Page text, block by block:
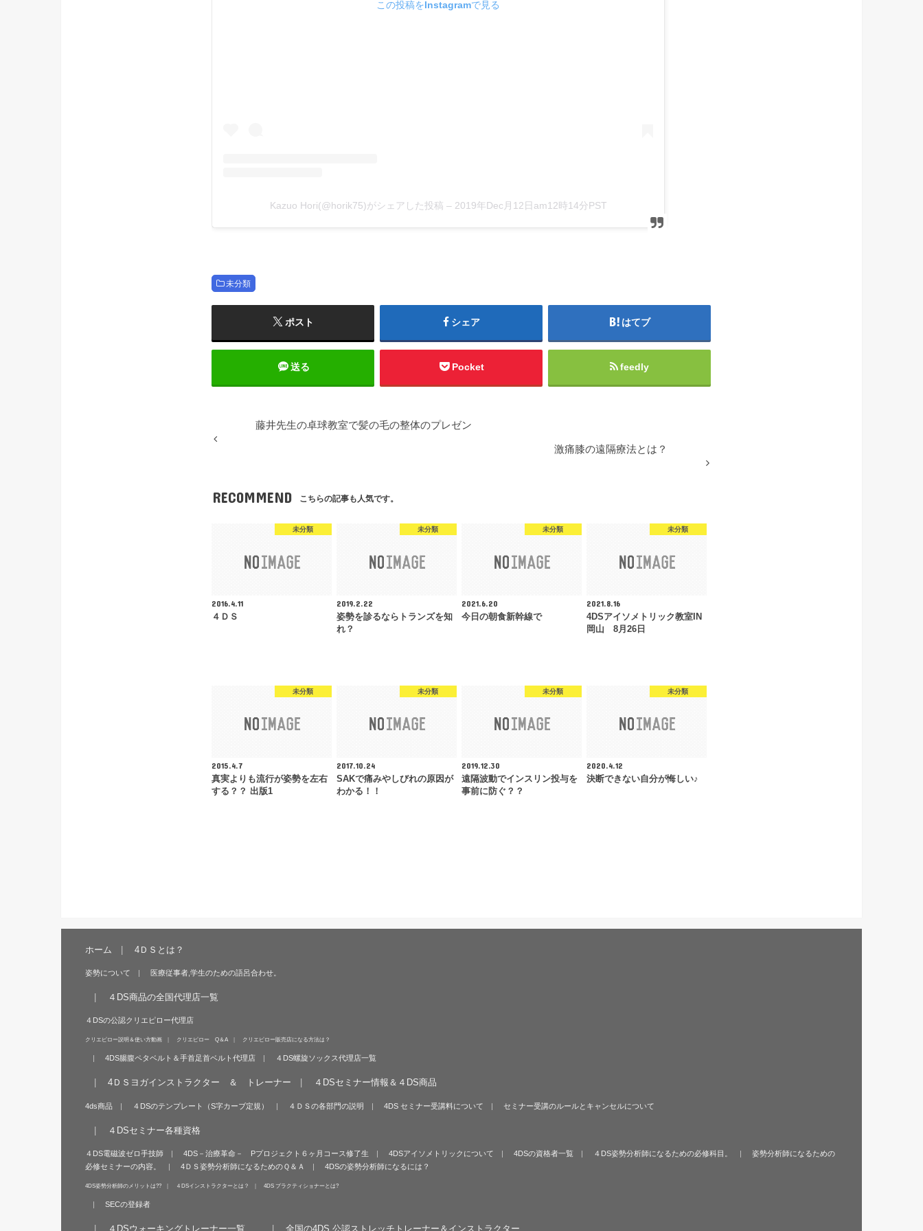
この投稿をInstagramで見る
Kazuo Hori(@horik75)がシェアした投稿 – 2019年Dec月12日am12時14分PST
未分類
ポスト シェア はてブ
送る Pocket feedly
藤井先生の卓球教室で髪の毛の整体のプレゼン
激痛膝の遠隔療法とは？
RECOMMEND こちらの記事も人気です。
未分類
2016.4.11
４ＤＳ
未分類
2019.2.22
姿勢を診るならトランズを知
れ？
未分類
2021.6.20
今日の朝食新幹線で
未分類
2021.8.16
4DSアイソメトリック教室IN
岡山 8月26日
未分類
2015.4.7
真実よりも流行が姿勢を左右
する？？ 出版1
未分類
2017.10.24
SAKで痛みやしびれの原因が
わかる！！
未分類
2019.12.30
遠隔波動でインスリン投与を
事前に防ぐ？？
未分類
2020.4.12
決断できない自分が悔しい♪
ホーム 4ＤＳとは？
姿勢について 医療従事者,学生のための語呂合わせ。
４DS商品の全国代理店一覧
４DSの公認クリエピロー代理店
クリエピロー説明＆使い方動画 クリエピロー Q＆A クリエピロー販売店になる方法は？
4DS腸腹ペタベルト＆手首足首ベルト代理店 ４DS螺旋ソックス代理店一覧
4ＤＳヨガインストラクター ＆ トレーナー ４DSセミナー情報＆４DS商品
4ds商品 ４DSのテンプレート（S字カーブ定規） ４ＤＳの各部門の説明 4DS セミナー受講料について セミナー受講のルールとキャンセルについて
４DSセミナー各種資格
４DS電磁波ゼロ手技師 4DS－治療革命－ Pプロジェクト６ヶ月コース修了生 4DSアイソメトリックについて 4DSの資格者一覧 ４DS姿勢分析師になるための必修科目。
姿勢分析師になるための
必修セミナーの内容。
4ＤＳ姿勢分析師になるためのＱ＆Ａ 4DSの姿勢分析師になるには？
4DS姿勢分析師のメリットは?? ４DSインストラクターとは？ 4DS プラクティショナーとは?
SECの登録者
４DSウォーキングトレーナー一覧 全国の4DS 公認ストレッチトレーナー＆インストラクター